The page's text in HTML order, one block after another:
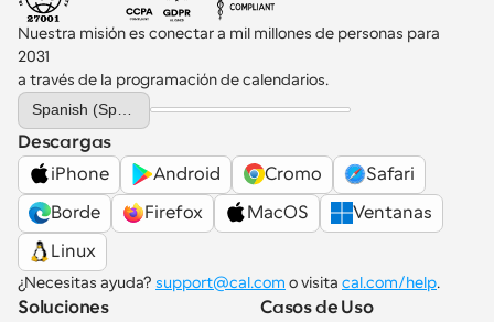
Nuestra misión es conectar a mil millones de personas para
2031
a través de la programación de calendarios.
Select Language
Descargas
iPhone
Android Cromo
Safari
Borde
Firefox MacOS
Ventanas
Linux
¿Necesitas ayuda? support@cal.com o visita cal.com/help.
Soluciones
Casos de Uso